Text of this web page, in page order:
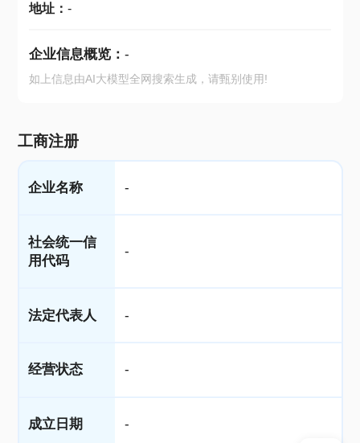
地址： -
企业信息概览： -
如上信息由AI大模型全网搜索生成，请甄别使用!
工商注册
企业名称 -
社会统一信
用代码
-
法定代表人 -
经营状态 -
成立日期 -